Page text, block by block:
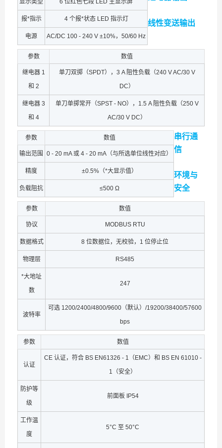
显示类型 6 位红色七段 LED 主显示屏
报*指示 4 个报*状态 LED 指示灯
电源 AC/DC 100 - 240 V ±10%，50/60 Hz
参数 数值
继电器 1
和 2
单刀双掷（SPDT），3 A 阻性负载（240 V AC/30 V
DC）
继电器 3
和 4
单刀单掷常开（SPST - NO），1.5 A 阻性负载（250 V
AC/30 V DC）
线性变送输出
参数 数值
输出范围 0 - 20 mA 或 4 - 20 mA（与所选单位线性对应）
精度 ±0.5%（*大显示值）
负载阻抗 ≤500 Ω
串行通
信
参数 数值
协议 MODBUS RTU
数据格式 8 位数据位，无校验，1 位停止位
物理层 RS485
*大地址
数
247
波特率
可选 1200/2400/4800/9600（默认）/19200/38400/57600
bps
环境与
安全
参数 数值
认证
CE 认证，符合 BS EN61326 - 1（EMC）和 BS EN 61010 -
1（安全）
防护等
级
前面板 IP54
工作温
度
5°C 至 50°C